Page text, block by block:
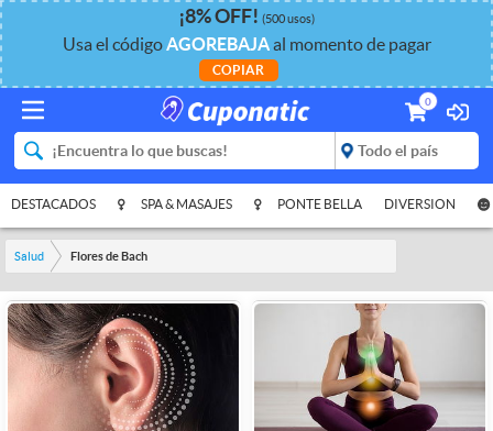
¡8%OFF! (500 usos)
Usa el códigoAGOREBAJAal momento de pagar
COPIAR
0
DESTACADOS SPA & MASAJES PONTE BELLA DIVERSION
Salud Flores de Bach